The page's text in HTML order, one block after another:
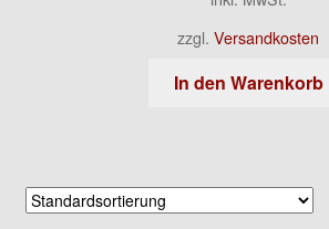
zzgl. Versandkosten
In den Warenkorb